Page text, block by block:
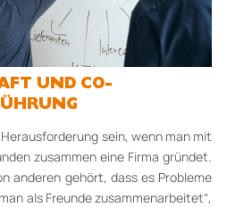
UND CO-
sein, wenn man mit
zusammen eine Firma gründet.
anderen gehört, dass es Probleme
als Freunde zusammenarbeitet“,